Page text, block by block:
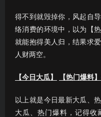
得不到就毁掉你，风起自
络消费的环境中，以为【
就能抱得美人归，结果求
人财两空。
【今日大瓜】 【热门爆料】
以上就是今日最新大瓜、
大瓜、热门爆料，记得收